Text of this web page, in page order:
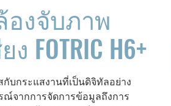
องจับภาพ
ง FOTRIC H6+
กับกระแสงานที่เป็นดิจิทัลอย่าง
ณ์จากการจัดการข้อมูลถึงการ